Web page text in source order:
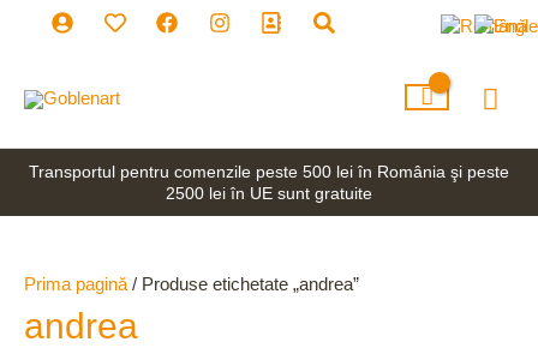
Transportul pentru comenzile peste 500 lei în România şi peste
2500 lei în UE sunt gratuite
m
m
P
m
a
m
Prima pagină / Produse etichetate „andrea”
andrea